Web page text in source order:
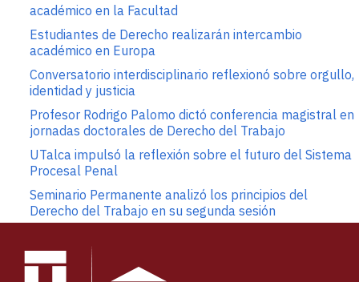
académico en la Facultad
Estudiantes de Derecho realizarán intercambio
académico en Europa
Conversatorio interdisciplinario reflexionó sobre orgullo,
identidad y justicia
Profesor Rodrigo Palomo dictó conferencia magistral en
jornadas doctorales de Derecho del Trabajo
UTalca impulsó la reflexión sobre el futuro del Sistema
Procesal Penal
Seminario Permanente analizó los principios del
Derecho del Trabajo en su segunda sesión